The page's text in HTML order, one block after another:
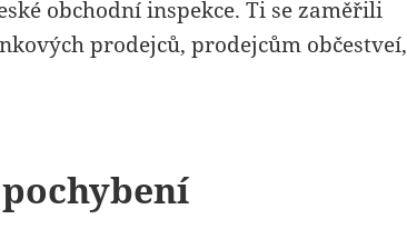
obchodní inspekce. Ti se zaměřili
prodejců, prodejcům občestveí,